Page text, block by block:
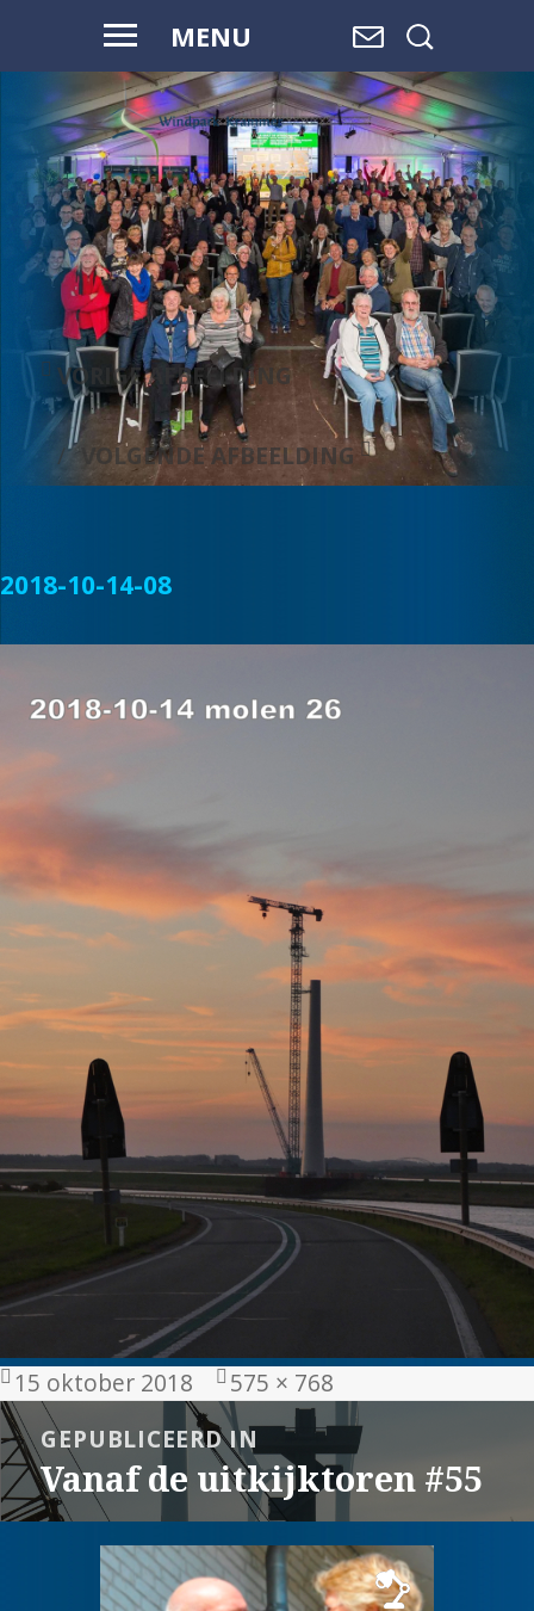
MENU
WAAR WATER
OVERGAAT IN
LAND,
EN LAND
OVERGAAT
IN WATER, IS
RUIMTE.
VORIGE AFBEELDING
VOLGENDE AFBEELDING
2018-10-14-08
Geplaatst
op
15 oktober 2018
Volledige
grootte
575 × 768
Bericht
navigatieGEPUBLICEERD IN
Vanaf de uitkijktoren #55